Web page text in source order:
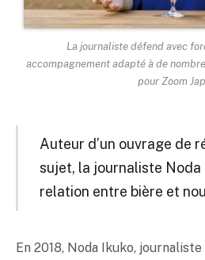
La journaliste défend avec
accompagnement adapté à de
pour Zoom
Auteur d’un ouvrage de
sujet, la journaliste Noda
relation entre bière et
En 2018, Noda Ikuko,